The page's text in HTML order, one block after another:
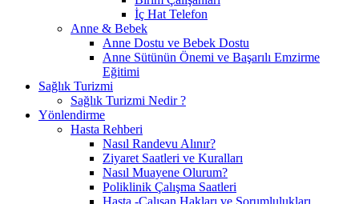
İç Hat Telefon
Anne & Bebek
Anne Dostu ve Bebek Dostu
Anne Sütünün Önemi ve Başarılı Emzirme
Eğitimi
Sağlık Turizmi
Sağlık Turizmi Nedir ?
Yönlendirme
Hasta Rehberi
Nasıl Randevu Alınır?
Ziyaret Saatleri ve Kuralları
Nasıl Muayene Olurum?
Poliklinik Çalışma Saatleri
Hasta -Çalışan Hakları ve Sorumlulukları